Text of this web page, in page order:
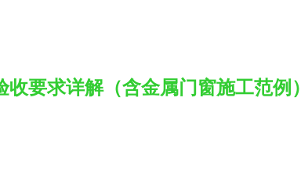
要求详解（含金属门窗施工范例）